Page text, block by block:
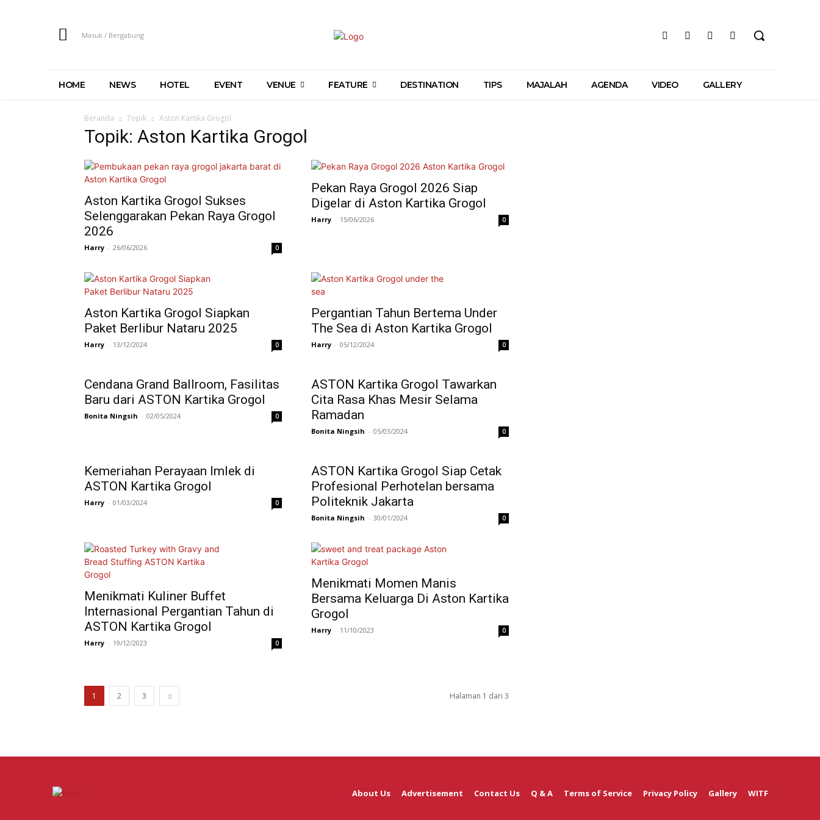
Masuk / Bergabung
HOME NEWS HOTEL EVENT VENUE FEATURE DESTINATION TIPS MAJALAH AGENDA VIDEO GALLERY
Beranda Topik Aston Kartika Grogol
Topik: Aston Kartika Grogol
Aston Kartika Grogol Sukses
Selenggarakan Pekan Raya Grogol
2026
Harry - 26/06/2026 0
Pekan Raya Grogol 2026 Siap
Digelar di Aston Kartika Grogol
Harry - 15/06/2026 0
Aston Kartika Grogol Siapkan
Paket Berlibur Nataru 2025
Harry - 13/12/2024 0
Pergantian Tahun Bertema Under
The Sea di Aston Kartika Grogol
Harry - 05/12/2024 0
Cendana Grand Ballroom, Fasilitas
Baru dari ASTON Kartika Grogol
Bonita Ningsih - 02/05/2024 0
ASTON Kartika Grogol Tawarkan
Cita Rasa Khas Mesir Selama
Ramadan
Bonita Ningsih - 05/03/2024 0
Kemeriahan Perayaan Imlek di
ASTON Kartika Grogol
Harry - 01/03/2024 0
ASTON Kartika Grogol Siap Cetak
Profesional Perhotelan bersama
Politeknik Jakarta
Bonita Ningsih - 30/01/2024 0
Menikmati Kuliner Buffet
Internasional Pergantian Tahun di
ASTON Kartika Grogol
Harry - 19/12/2023 0
Menikmati Momen Manis
Bersama Keluarga Di Aston Kartika
Grogol
Harry - 11/10/2023 0
1 2 3 Halaman 1 dari 3
About Us Advertisement Contact Us Q & A Terms of Service Privacy Policy Gallery WITF